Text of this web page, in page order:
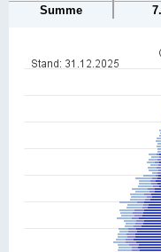
Summe